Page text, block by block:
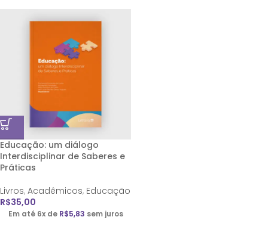
Educação: um diálogo
Interdisciplinar de Saberes e
Práticas
Livros, Acadêmicos, Educação
R$35,00
Em até 6x de R$5,83 sem juros